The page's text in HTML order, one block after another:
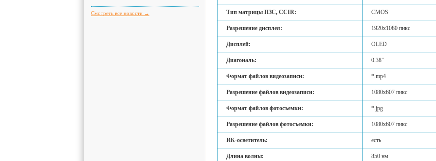
Смотреть все новости → Тип матрицы ПЗС, CCIR: CMOS
Разрешение дисплея: 1920x1080 пикс
Дисплей: OLED
Диагональ: 0.38"
Формат файлов видеозаписи: *.mp4
Разрешение файлов видеозаписи: 1080x607 пикс
Формат файлов фотосъемки: *.jpg
Разрешение файлов фотосъемки: 1080x607 пикс
ИК-осветитель: есть
Длина волны: 850 нм